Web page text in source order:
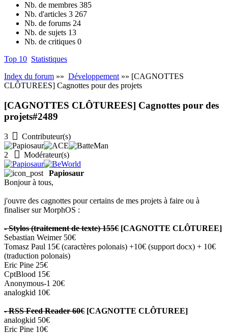
Nb. de membres 385
Nb. d'articles 3 267
Nb. de forums 24
Nb. de sujets 13
Nb. de critiques 0
Top 10 Statistiques
Index du forum »» Développement »» [CAGNOTTES
CLÔTUREES] Cagnottes pour des projets
[CAGNOTTES CLÔTUREES] Cagnottes pour des
projets#2489
3 Contributeur(s)
2 Modérateur(s)
Papiosaur
Bonjour à tous,
j'ouvre des cagnottes pour certains de mes projets à faire ou à
finaliser sur MorphOS :
- Stylos (traitement de texte) 155€ [CAGNOTTE CLÔTUREE]
Sebastian Weimer 50€
Tomasz Paul 15€ (caractères polonais) +10€ (support docx) + 10€
(traduction polonais)
Eric Pine 25€
CptBlood 15€
Anonymous-1 20€
analogkid 10€
- RSS Feed Reader 60€ [CAGNOTTE CLÔTUREE]
analogkid 50€
Eric Pine 10€